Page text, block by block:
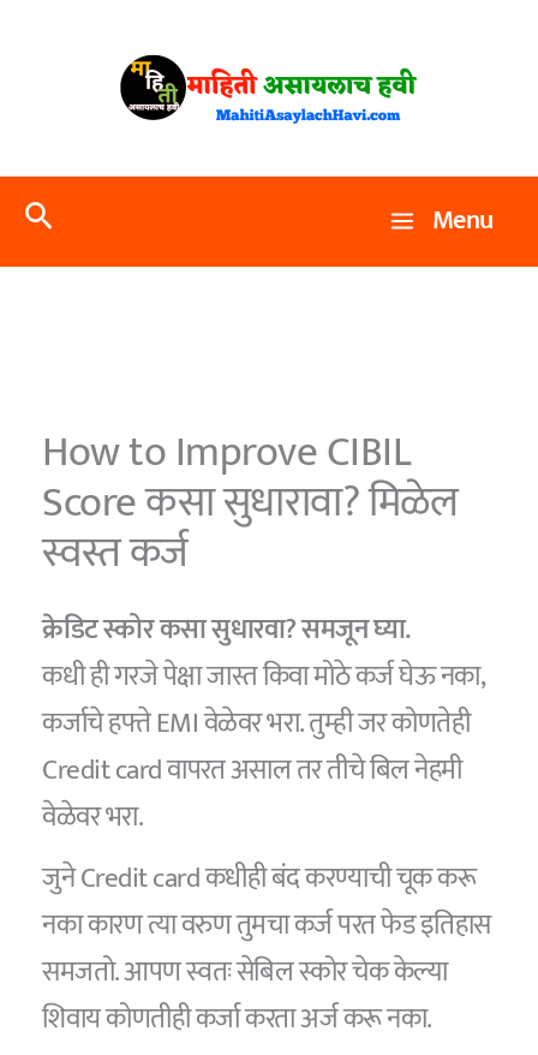
Search Menu
How to Improve CIBIL
Score कसा सुधारावा? मिळेल
स्वस्त कर्ज
क्रेडिट स्कोर कसा सुधारवा? समजून घ्या.
कधी ही गरजे पेक्षा जास्त किवा मोठे कर्ज घेऊ नका,
कर्जाचे हफ्ते EMI वेळेवर भरा. तुम्ही जर कोणतेही
Credit card वापरत असाल तर तीचे बिल नेहमी
वेळेवर भरा.
जुने Credit card कधीही बंद करण्याची चूक करू
नका कारण त्या वरुण तुमचा कर्ज परत फेड इतिहास
समजतो. आपण स्वतः सेबिल स्कोर चेक केल्या
शिवाय कोणतीही कर्जा करता अर्ज करू नका.